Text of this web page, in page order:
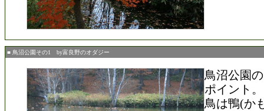
■ 鳥沼公園その1 by富良野のオダジー
鳥沼公園
ポイント。
鳥は鴨(か